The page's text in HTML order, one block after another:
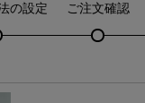
の設定 ご注文確認